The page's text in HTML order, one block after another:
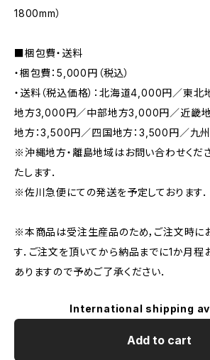
1800mm）
■梱包費・送料
・梱包費：5,000円（税込）
・送料（税込価格）：北海道4,000円／東
地方3,000円／中部地方3,000円／近畿
地方：3,500円／四国地方：3,500円／九
※沖縄地方・離島地域はお問い合わせくだ
たします．
※佐川急便にての発送を予定しております．
※本商品は受注生産品のため，ご注文時に
す．ご注文を頂いてから納品までに1か月程
ありますので予めご了承ください．
International shipping
Add to cart